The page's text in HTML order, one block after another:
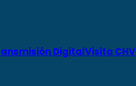
DigitalVisita CHV